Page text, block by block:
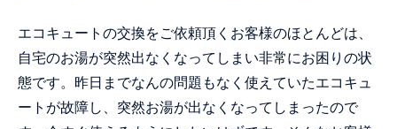
エコキュートの交換をご依頼頂くお客様のほとんどは、
自宅のお湯が突然出なくなってしまい非常にお困りの状
態です。昨日までなんの問題もなく使えていたエコキュ
ートが故障し、突然お湯が出なくなってしまったので